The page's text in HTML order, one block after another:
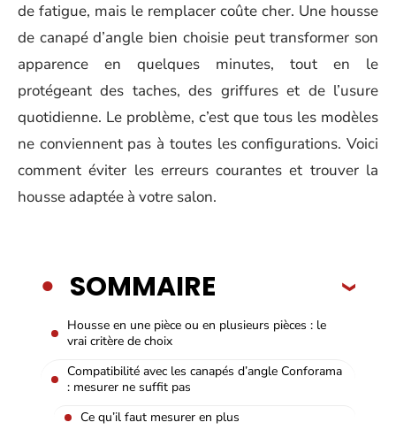
de fatigue, mais le remplacer coûte cher. Une housse
de canapé d’angle bien choisie peut transformer son
apparence en quelques minutes, tout en le
protégeant des taches, des griffures et de l’usure
quotidienne. Le problème, c’est que tous les modèles
ne conviennent pas à toutes les configurations. Voici
comment éviter les erreurs courantes et trouver la
housse adaptée à votre salon.
SOMMAIRE
Housse en une pièce ou en plusieurs pièces : le
vrai critère de choix
Compatibilité avec les canapés d’angle Conforama
: mesurer ne suffit pas
Ce qu’il faut mesurer en plus